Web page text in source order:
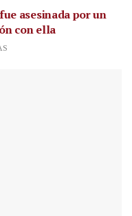
asesinada por un
con ella